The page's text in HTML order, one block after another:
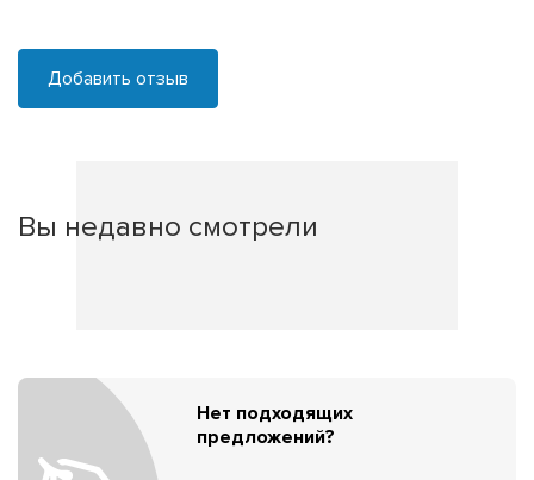
Добавить отзыв
Вы недавно смотрели
Нет подходящих
предложений?